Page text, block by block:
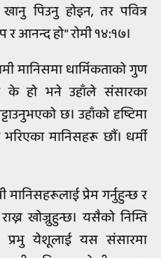
पिउनु होइन, तर पवित्र
आनन्द हो” रोमी १४:१७।
मानिसमा धार्मिकताको गुण
के हो भने उहाँले संसारका
छ। उहाँको दृष्टिमा
मानिसहरू छौं। धर्मी
प्रेम गर्नुहुन्छ र
खोज्नुहुन्छ। यसैको निम्ति
प्रभु येशूलाई यस संसारमा